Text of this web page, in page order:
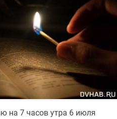
на 7 часов утра 6 июля